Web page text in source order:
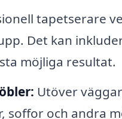
tapetserare
Det kan
möjliga resultat.
Utöver
soffor och andra